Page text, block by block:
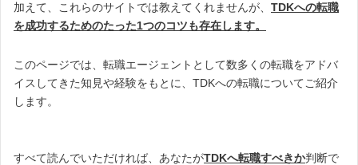
加えて、これらのサイトでは教えてくれませんが、 TDKへの転職
を成功するためのたった1つのコツも存在します。
このページでは、転職エージェントとして数多くの転職をアドバ
イスしてきた知見や経験をもとに、TDKへの転職についてご紹介
します。
すべて読んでいただければ、あなたがTDKへ転職すべきか判断で